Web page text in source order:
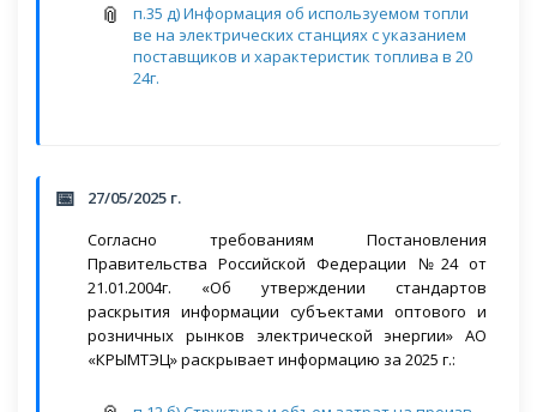
п.35 д) Информация об используемом топли
ве на электрических станциях с указанием
поставщиков и характеристик топлива в 20
24г.
27/05/2025 г.
Согласно требованиям Постановления
Правительства Российской Федерации №24 от
21.01.2004г. «Об утверждении стандартов
раскрытия информации субъектами оптового и
розничных рынков электрической энергии» АО
«КРЫМТЭЦ» раскрывает информацию за 2025 г.: